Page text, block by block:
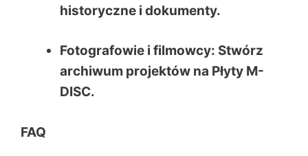
historyczne i dokumenty.
Fotografowie i filmowcy: Stwórz
archiwum projektów na Płyty M-
DISC.
FAQ